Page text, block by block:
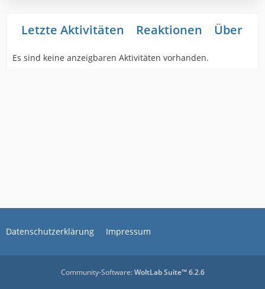
Letzte Aktivitäten Reaktionen Über
Es sind keine anzeigbaren Aktivitäten vorhanden.
Datenschutzerklärung Impressum
Community-Software:WoltLab Suite™ 6.2.6